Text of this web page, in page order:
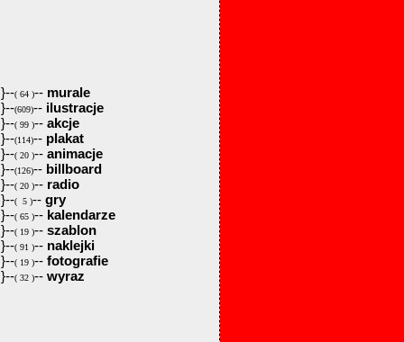
}--( 64 )-- murale
}--(609)-- ilustracje
}--( 99 )-- akcje
}--(114)-- plakat
}--( 20 )-- animacje
}--(126)-- billboard
}--( 20 )-- radio
}--( 5 )-- gry
}--( 65 )-- kalendarze
}--( 19 )-- szablon
}--( 91 )-- naklejki
}--( 19 )-- fotografie
}--( 32 )-- wyraz